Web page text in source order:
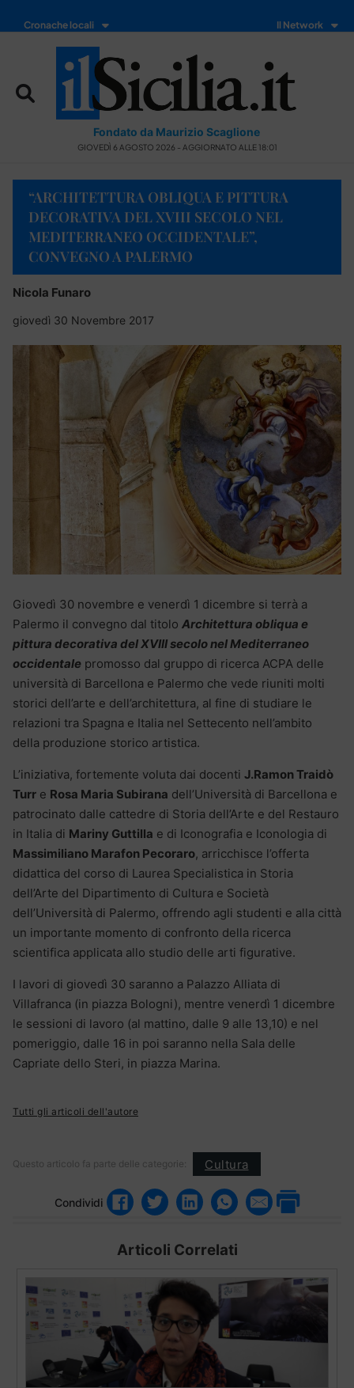
Cronache locali Il Network
Fondato da Maurizio Scaglione
GIOVEDÌ 6 AGOSTO 2026 - AGGIORNATO ALLE 18:01
“ARCHITETTURA OBLIQUA E PITTURA
DECORATIVA DEL XVIII SECOLO NEL
MEDITERRANEO OCCIDENTALE”,
CONVEGNO A PALERMO
Nicola Funaro
giovedì 30 Novembre 2017
Giovedì 30 novembre e venerdì 1 dicembre si terrà a
Palermo il convegno dal titolo Architettura obliqua e
pittura decorativa del XVIII secolo nel Mediterraneo
occidentale promosso dal gruppo di ricerca ACPA delle
università di Barcellona e Palermo che vede riuniti molti
storici dell’arte e dell’architettura, al fine di studiare le
relazioni tra Spagna e Italia nel Settecento nell’ambito
della produzione storico artistica.
L’iniziativa, fortemente voluta dai docenti J.Ramon Traidò
Turr e Rosa Maria Subirana dell’Università di Barcellona e
patrocinato dalle cattedre di Storia dell’Arte e del Restauro
in Italia di Mariny Guttilla e di Iconografia e Iconologia di
Massimiliano Marafon Pecoraro, arricchisce l’offerta
didattica del corso di Laurea Specialistica in Storia
dell’Arte del Dipartimento di Cultura e Società
dell’Università di Palermo, offrendo agli studenti e alla città
un importante momento di confronto della ricerca
scientifica applicata allo studio delle arti figurative.
I lavori di giovedì 30 saranno a Palazzo Alliata di
Villafranca (in piazza Bologni), mentre venerdì 1 dicembre
le sessioni di lavoro (al mattino, dalle 9 alle 13,10) e nel
pomeriggio, dalle 16 in poi saranno nella Sala delle
Capriate dello Steri, in piazza Marina.
Tutti gli articoli dell'autore
Questo articolo fa parte delle categorie: Cultura
Condividi
Articoli Correlati